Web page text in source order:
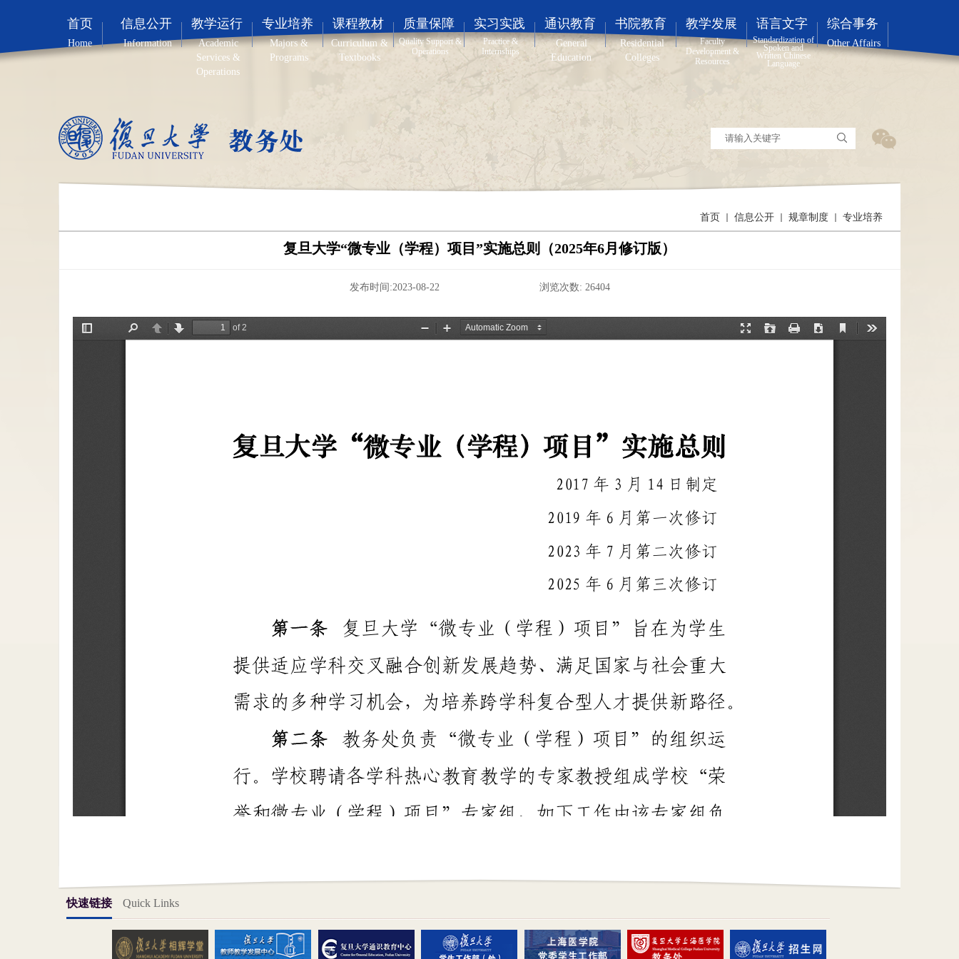
首页
Home
信息公开
Information
教学运行
Academic
Services &
Operations
专业培养
Majors &
Programs
课程教材
Curriculum &
Textbooks
质量保障
Quality Support &
Operations
实习实践
Practice &
Internships
通识教育
General
Education
书院教育
Residential
Colleges
教学发展
Faculty
Development &
Resources
语言文字
Standardization of
Spoken and
Written Chinese
Language
综合事务
Other Affairs
首页 信息公开 规章制度 专业培养
复旦大学“微专业（学程）项目”实施总则（2025年6月修订版）
发布时间:2023-08-22 浏览次数: 26404
快速链接 Quick Links